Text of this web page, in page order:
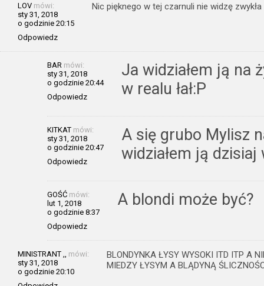
LOV mówi:
sty 31, 2018
o godzinie 20:15
Odpowiedz
Nic pięknego w tej czarnuli nie widzę zwykła
BAR mówi:
sty 31, 2018
o godzinie 20:44
Odpowiedz
Ja widziałem ją na
w realu łał:P
KITKAT mówi:
sty 31, 2018
o godzinie 20:47
Odpowiedz
A się grubo Mylisz
widziałem ją
GOŚĆ mówi:
lut 1, 2018
o godzinie 8:37
Odpowiedz
A blondi może być?
MINISTRANT ,,
mówi:
sty 31, 2018
o godzinie 20:10
BLONDYNKA ŁYSY WYSOKI ITD ITP A
MIEDZY ŁYSYM A BLĄDYNĄ